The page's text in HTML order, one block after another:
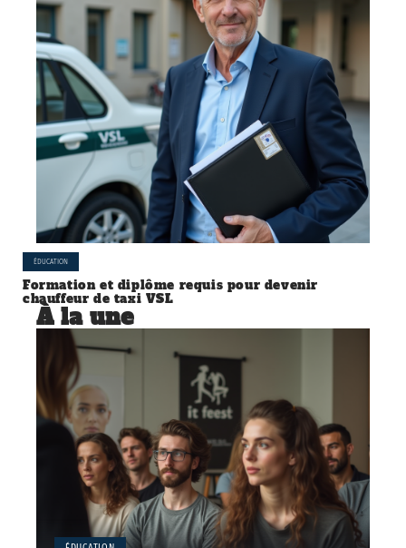
ÉDUCATION
Formation et diplôme requis pour devenir
chauffeur de taxi VSL
À la une